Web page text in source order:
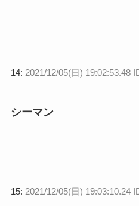
14: 2021/12/05(日) 19:02:53.48
シーマン
15: 2021/12/05(日) 19:03:10.24